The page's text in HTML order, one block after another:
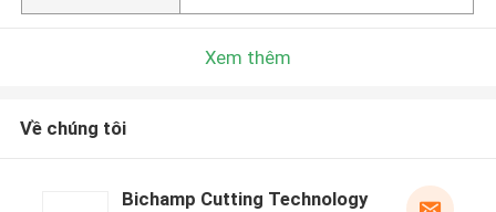
Xem thêm
Về chúng tôi
Bichamp Cutting Technology